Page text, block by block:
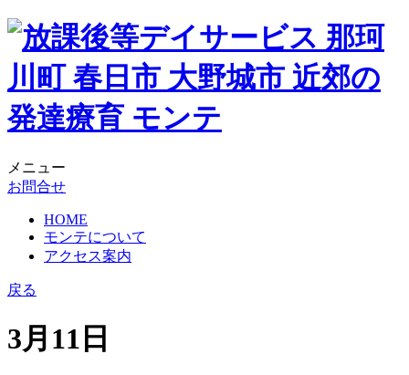
メニュー
お問合せ
HOME
モンテについて
アクセス案内
戻る
3月11日